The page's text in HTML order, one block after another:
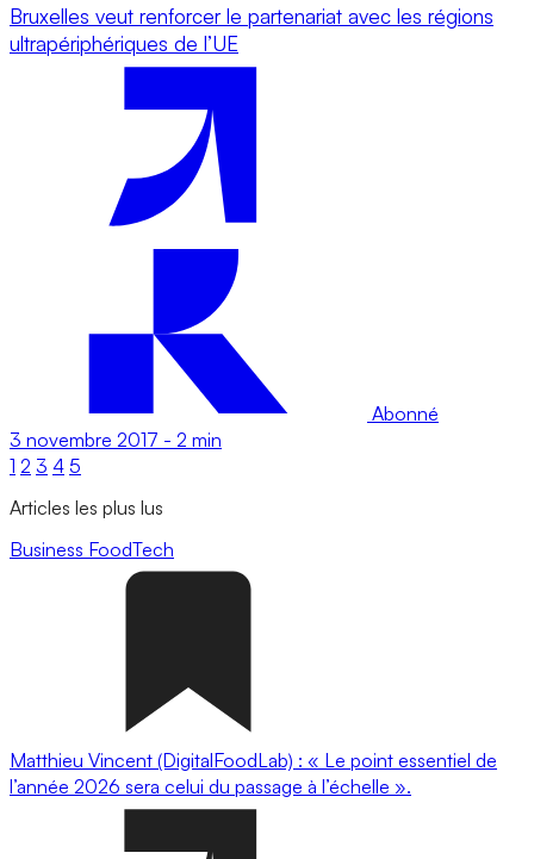
Bruxelles veut renforcer le partenariat avec les régions
ultrapériphériques de l’UE
Abonné
3 novembre 2017 - 2 min
1 2 3 4 5
Articles les plus lus
Business FoodTech
Matthieu Vincent (DigitalFoodLab) : « Le point essentiel de
l’année 2026 sera celui du passage à l’échelle ».